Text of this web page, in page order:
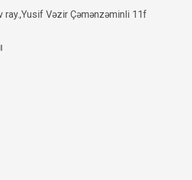
ray.,Yusif Vəzir Çəmənzəminli 11f